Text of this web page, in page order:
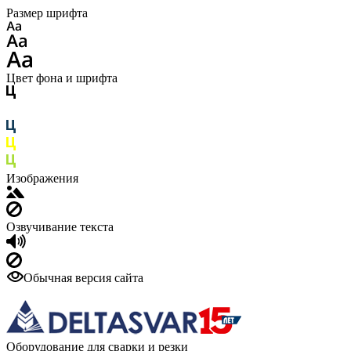
Размер шрифта
Цвет фона и шрифта
Изображения
Озвучивание текста
Обычная версия сайта
Оборудование для сварки и резки